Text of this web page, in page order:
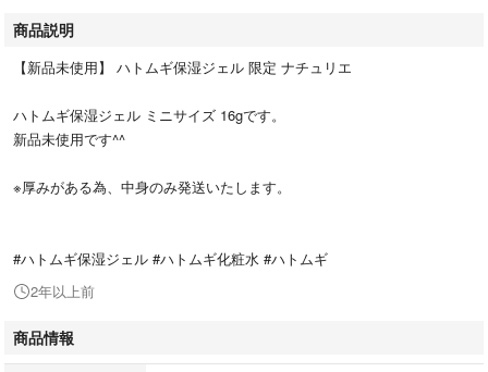
商品説明
【新品未使用】 ハトムギ保湿ジェル 限定 ナチュリエ
ハトムギ保湿ジェル ミニサイズ 16gです。
新品未使用です^^
※厚みがある為、中身のみ発送いたします。
#ハトムギ保湿ジェル #ハトムギ化粧水 #ハトムギ
2年以上前
商品情報